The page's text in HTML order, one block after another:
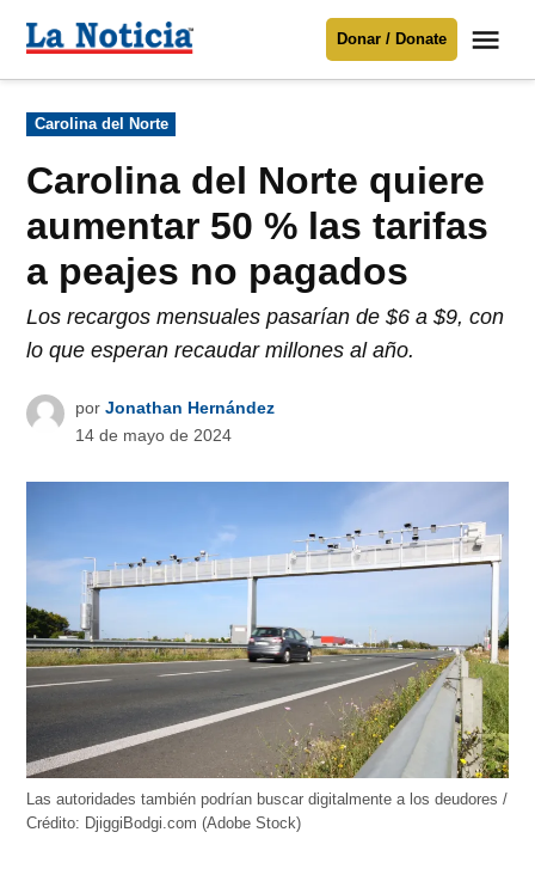
Para mantenerte informado necesitamos
Donar
contenido
Noticia
Donar / Donate
Publicado
en
Carolina del Norte
Carolina del Norte quiere
aumentar 50 % las tarifas
a peajes no pagados
Los recargos mensuales pasarían de $6 a $9, con
lo que esperan recaudar millones al año.
por Jonathan Hernández
14 de mayo de 2024
Las autoridades también podrían buscar digitalmente a los deudores /
Crédito: DjiggiBodgi.com (Adobe Stock)